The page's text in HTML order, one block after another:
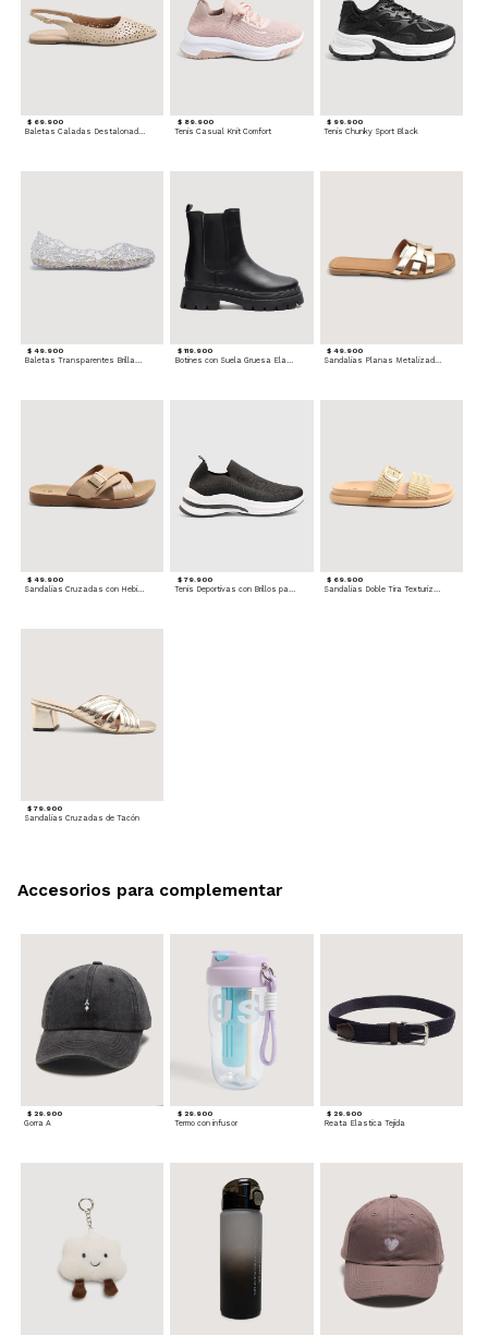
$ 69.900
Baletas Caladas Destalonadas
$ 89.900
Tenis Casual Knit Comfort
$ 99.900
Tenis Chunky Sport Black
$ 49.900
Baletas Transparentes Brillantes
$ 119.900
Botines con Suela Gruesa Elastizada
$ 49.900
Sandalias Planas Metalizadas
$ 49.900
Sandalias Cruzadas con Hebilla
$ 79.900 $ 69.900
$ 79.900
Sandalias Cruzadas de Tacón
$ 29.900
Gorra A
$ 29.900
Termo con infusor
$ 29.900
Reata Elastica Tejida
Accesorios para complementar